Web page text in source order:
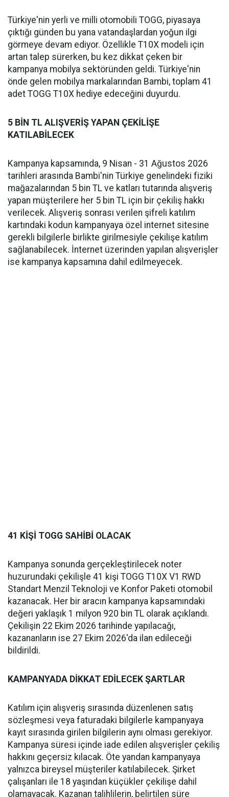
Türkiye'nin yerli ve milli otomobili TOGG, piyasaya
çıktığı günden bu yana vatandaşlardan yoğun ilgi
görmeye devam ediyor. Özellikle T10X modeli için
artan talep sürerken, bu kez dikkat çeken bir
kampanya mobilya sektöründen geldi. Türkiye'nin
önde gelen mobilya markalarından Bambi, toplam 41
adet TOGG T10X hediye edeceğini duyurdu.
5 BİN TL ALIŞVERİŞ YAPAN ÇEKİLİŞE
KATILABİLECEK
Kampanya kapsamında, 9 Nisan - 31 Ağustos 2026
tarihleri arasında Bambi'nin Türkiye genelindeki fiziki
mağazalarından 5 bin TL ve katları tutarında alışveriş
yapan müşterilere her 5 bin TL için bir çekiliş hakkı
verilecek. Alışveriş sonrası verilen şifreli katılım
kartındaki kodun kampanyaya özel internet sitesine
gerekli bilgilerle birlikte girilmesiyle çekilişe katılım
sağlanabilecek. İnternet üzerinden yapılan alışverişler
ise kampanya kapsamına dahil edilmeyecek.
41 KİŞİ TOGG SAHİBİ OLACAK
Kampanya sonunda gerçekleştirilecek noter
huzurundaki çekilişle 41 kişi TOGG T10X V1 RWD
Standart Menzil Teknoloji ve Konfor Paketi otomobil
kazanacak. Her bir aracın kampanya kapsamındaki
değeri yaklaşık 1 milyon 920 bin TL olarak açıklandı.
Çekilişin 22 Ekim 2026 tarihinde yapılacağı,
kazananların ise 27 Ekim 2026'da ilan edileceği
bildirildi.
KAMPANYADA DİKKAT EDİLECEK ŞARTLAR
Katılım için alışveriş sırasında düzenlenen satış
sözleşmesi veya faturadaki bilgilerle kampanyaya
kayıt sırasında girilen bilgilerin aynı olması gerekiyor.
Kampanya süresi içinde iade edilen alışverişler çekiliş
hakkını geçersiz kılacak. Öte yandan kampanyaya
yalnızca bireysel müşteriler katılabilecek. Şirket
çalışanları ile 18 yaşından küçükler çekilişe dahil
olamayacak. Kazanan talihlilerin, belirtilen süre